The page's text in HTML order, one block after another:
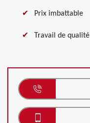
Prix imbattable
Travail de qualité